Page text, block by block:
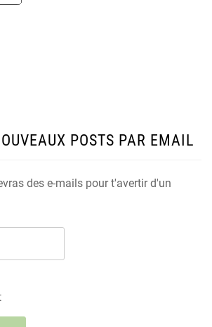
POSTS PAR EMAIL
des e-mails pour t'avertir d'un